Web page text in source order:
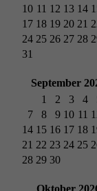
10 11 12 13 14
17 18 19 20 21
24 25 26 27 28
31
September
1
2 3 4
7
8 9 10 11
14 15 16 17 18
21 22 23 24 25
28 29 30
Oktober